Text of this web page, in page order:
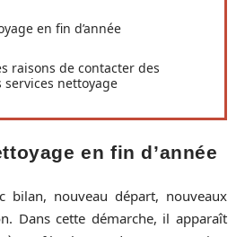
en fin d’année
raisons de contacter des
nettoyage
en fin d’année
bilan, nouveau départ, nouveaux
Dans cette démarche, il apparaît